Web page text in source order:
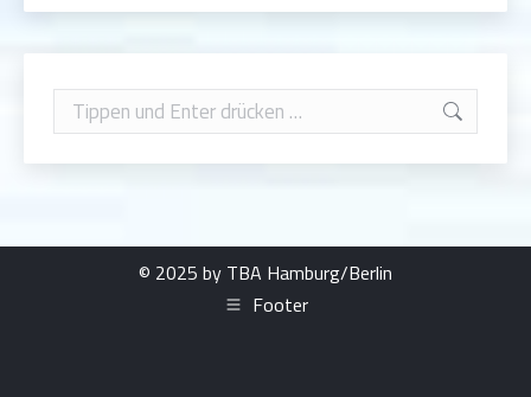
Search:
© 2025 by TBA Hamburg/Berlin
Footer